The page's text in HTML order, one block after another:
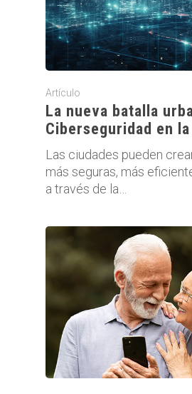
Artículo
La nueva batalla
Ciberseguridad en
Las ciudades pueden
más seguras, más
a través de la…